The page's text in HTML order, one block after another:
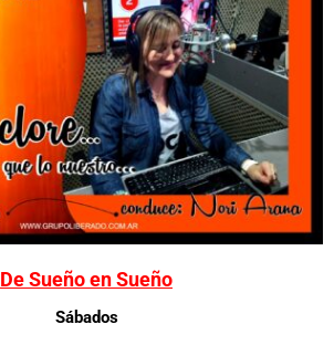
De Sueño en Sueño
Sábados